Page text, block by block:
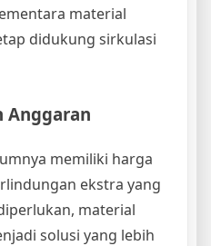
material
didukung sirkulasi
Anggaran
memiliki harga
ekstra yang
material
solusi yang lebih